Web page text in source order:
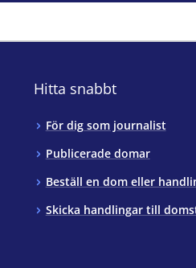
Hitta snabbt
För dig som journalist
Publicerade domar
Beställ en dom eller
Skicka handlingar till